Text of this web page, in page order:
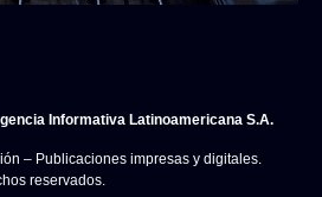
Informativa Latinoamericana S.A.
– Publicaciones impresas y digitales.
reservados.